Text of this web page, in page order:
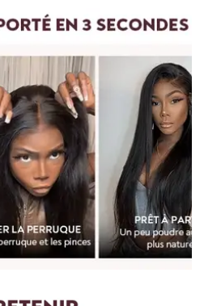
Etirez doucement les cheveux
des cheveux.
pas à nous contacter :